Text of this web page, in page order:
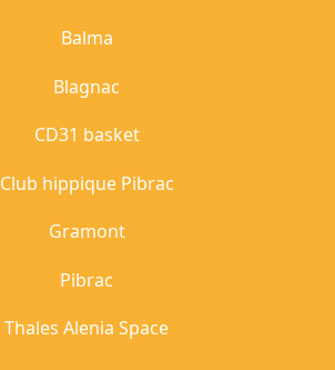
Balma
Blagnac
CD31 basket
Club hippique Pibrac
Gramont
Pibrac
Thales Alenia Space